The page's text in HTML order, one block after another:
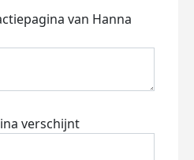
van Hanna
verschijnt